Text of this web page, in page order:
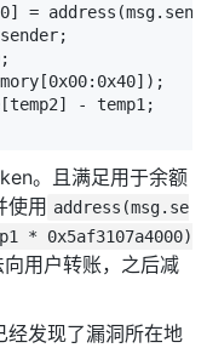
=
- temp1;
。且满足用于余额
使用 address(msg.se
* 0x5af3107a4000)
向用户转账，之后减
经发现了漏洞所在地